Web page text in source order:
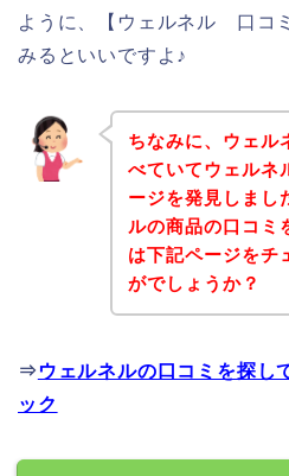
ように、【ウェルネル 口コ
みるといいですよ♪
ちなみに、ウェル
べていてウェルネ
ージを発見しまし
ルの商品の口コミ
は下記ページをチ
がでしょうか？
⇒ ウェルネルの口コミを探し
ック